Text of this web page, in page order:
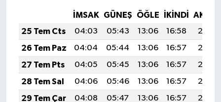
İMSAK GÜNEŞ ÖĞLE İKINDI
25 Tem Cts
04:03 05:43 13:06 16:58
20:18
26 Tem Paz
04:04 05:44 13:06 16:57
20:18
27 Tem Pts
04:05 05:45 13:06 16:57
20:17
28 Tem Sal
04:06 05:46 13:06 16:57
20:16
29 Tem Çar
04:08 05:47 13:06 16:57
20:15